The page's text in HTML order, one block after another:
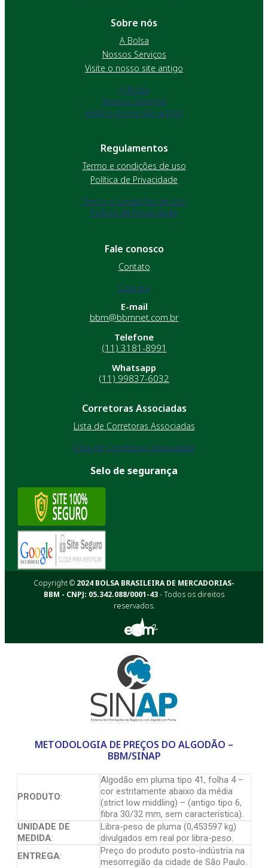
Sobre nós
A Bolsa
Nossos Serviços
Visite o nosso site antigo
A Bolsa
Nossos Serviços
Visite o nosso site antigo
Regulamentos
Termo e condições de uso
Política de Privacidade
Termo e condições de uso
Política de Privacidade
Fale conosco
Contato
Contato
E-mail
bbm@bbmnet.com.br
Telefone
(11) 3181-8991
Whatsapp
(11) 99837-6032
Corretoras Associadas
Lista de Corretoras Associadas
Lista de Corretoras Associadas
Selo de segurança
Copyright © 2024 BOLSA BRASILEIRA DE MERCADORIAS-
BBM - CNPJ: 05.342.088/0001-43- Todos os direitos
reservados.
METODOLOGIA DE PREÇOS DO ALGODÃO –
BBM/SINAP
PRODUTO:
Algodão em pluma tipo 41, folha 4 –
cor estritamente abaixo da média
(strict low middling) – (antigo tipo 6,
fibra 30/32 mm, sem característica).
UNIDADE DE
MEDIDA:
Libra-peso de pluma (0,453597 kg)
divulgados em real por libra-peso.
ENTREGA:
Preço do produto posto-indústria na
mesorregião da cidade de São Paulo.